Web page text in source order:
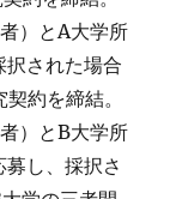
）とA大学所
択された場合
約を締結。
）とB大学所
し、採択さ